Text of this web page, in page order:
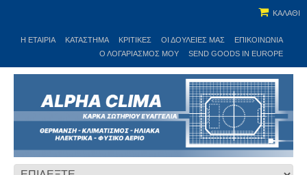
ΚΑΛΑΘΙ
Η ΕΤΑΙΡΊΑ ΚΑΤΆΣΤΗΜΑ ΚΡΙΤΙΚΕΣ ΟΙ ΔΟΥΛΕΙΈΣ ΜΑΣ
ΕΠΙΚΟΙΝΩΝΊΑ
Ο ΛΟΓΑΡΙΑΣΜΌΣ ΜΟΥ
SEND GOODS IN EUROPE